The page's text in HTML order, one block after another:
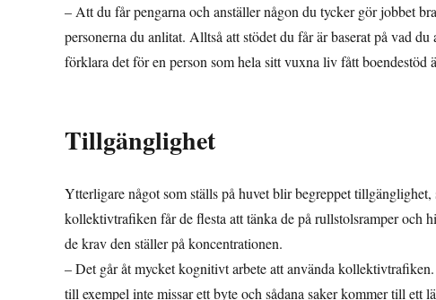
– Att du får pengarna och anställer någon du tycker gör jobbet
personerna du anlitat. Alltså att stödet du får är baserat på vad
förklara det för en person som hela sitt vuxna liv fått
Tillgänglighet
Ytterligare något som ställs på huvet blir begreppet
kollektivtrafiken får de flesta att tänka de på rullstolsramper
de krav den ställer på koncentrationen.
– Det går åt mycket kognitivt arbete att använda
till exempel inte missar ett byte och sådana saker kommer till ett